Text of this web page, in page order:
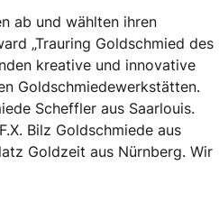
ab und wählten ihren
„Trauring Goldschmied des
kreative und innovative
Goldschmiedewerkstätten.
Scheffler aus Saarlouis.
Bilz Goldschmiede aus
Goldzeit aus Nürnberg. Wir